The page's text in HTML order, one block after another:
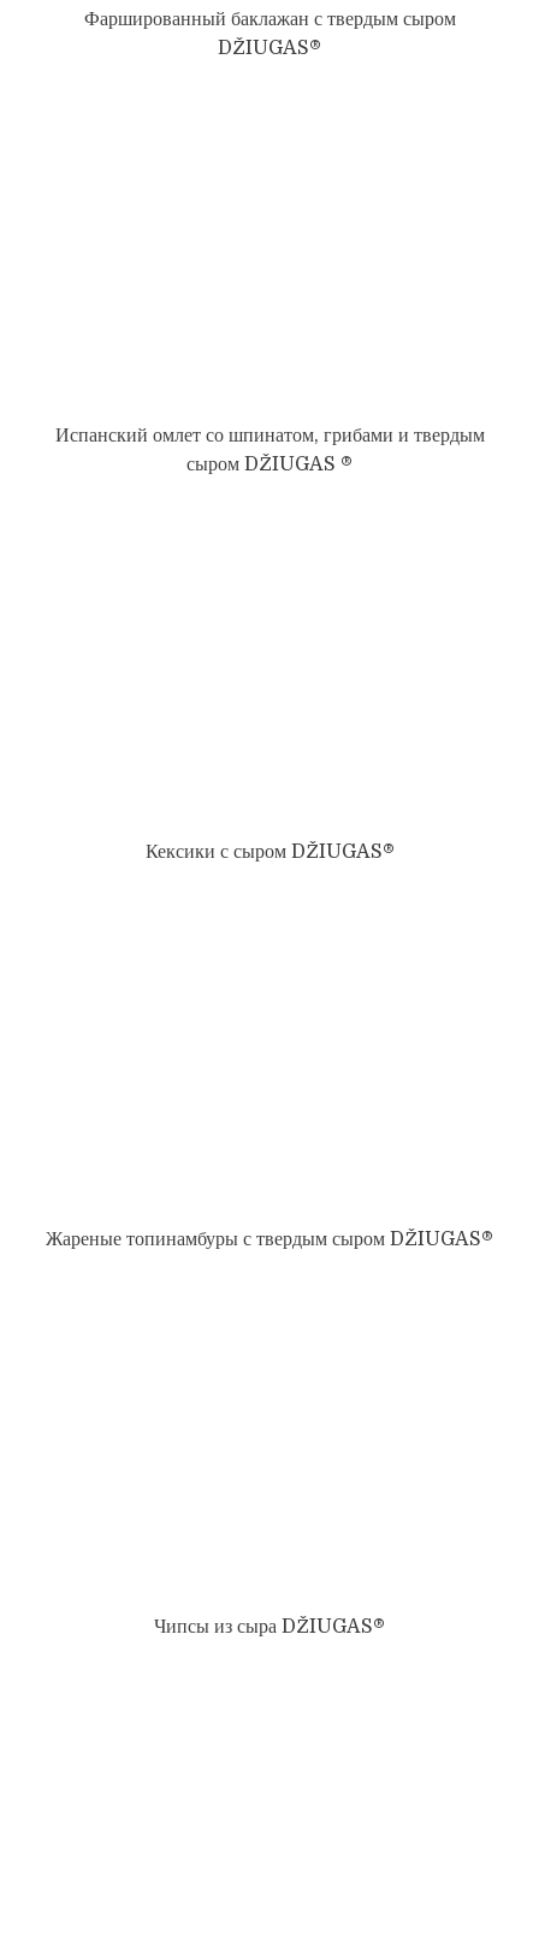
Фаршированный баклажан с твердым сыром
DŽIUGAS®
Испанский омлет со шпинатом, грибами и твердым
сыром DŽIUGAS ®
Кексики с сыром DŽIUGAS®
Жареные топинамбуры с твердым сыром DŽIUGAS®
Чипсы из сыра DŽIUGAS®